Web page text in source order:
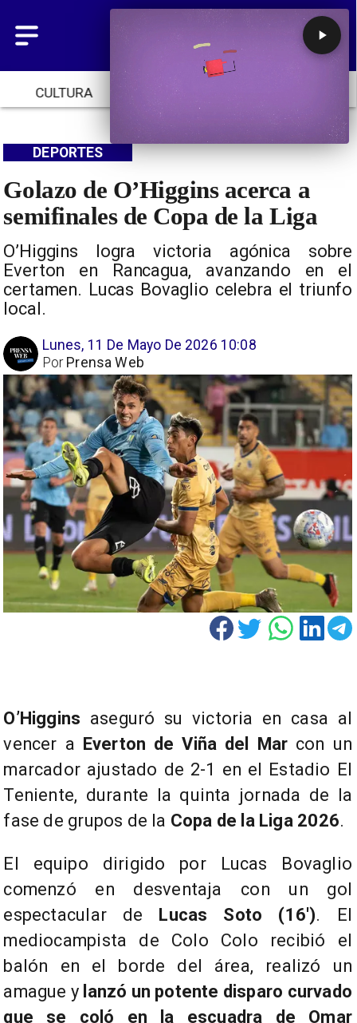
CULTURA TENDENCIAS
Golazo de O’Higgins acerca a
semifinales de Copa de la Liga
O’Higgins logra victoria agónica sobre
Everton en Rancagua, avanzando en el
certamen. Lucas Bovaglio celebra el triunfo
local.
DEPORTES
Lunes, 11 De Mayo De 2026 10:08
Prensa Web
Por
O’Higgins aseguró su victoria en casa al
vencer a Everton de Viña del Mar con un
marcador ajustado de 2-1 en el Estadio El
Teniente, durante la quinta jornada de la
fase de grupos de la Copa de la Liga 2026.
El equipo dirigido por Lucas Bovaglio
comenzó en desventaja con un gol
espectacular de Lucas Soto (16′). El
mediocampista de Colo Colo recibió el
balón en el borde del área, realizó un
amague y lanzó un potente disparo curvado
que se coló en la escuadra de Omar